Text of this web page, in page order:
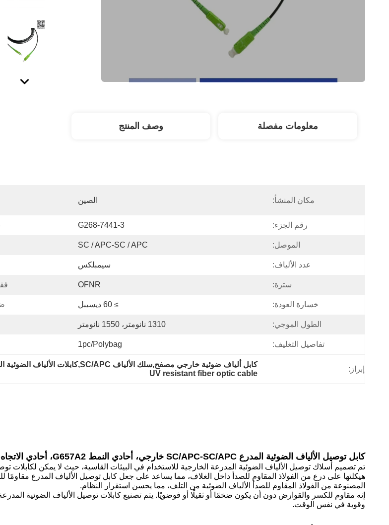
معلومات مفصلة وصف المنتج
مكان المنشأ: الصين
رقم الجزء: G268-7441-3
الموصل: SC / APC-SC / APC
عدد الألياف: سيمبلكس
سترة: OFNR
خسارة العودة: ≥ 60 ديسيبل
الطول الموجي: 1310 نانومتر، 1550 نانومتر
تفاصيل التغليف: 1pc/polybag
إبراز:
كابل ألياف ضوئية خارجي مصفح,سلك الألياف SC/APC,كابلات الألياف الضوئية المقاومة للأشعة فوق البنفسجية
UV resistant fiber optic cable
كابل توصيل الألياف الضوئية المدرع SC/APC-SC/APC خارجي، أحادي النمط G657A2، أحادي الاتجاه، 3 أمتار، غلاف OFNR
تم تصميم أسلاك توصيل الألياف الضوئية المدرعة الخارجية للاستخدام في البيئات القاسية، حيث لا يمكن لكابلات
هيكلتها على درع من الفولاذ المقاوم للصدأ داخل الغلاف، مما يساعد على جعل كابل توصيل الألياف المدرع
المصنوعة من الفولاذ المقاوم للصدأ الألياف الضوئية من التلف، مما يحسن استقرار النظام.
إنه مقاوم للكسر والقوارض دون أن يكون ضخمًا أو ثقيلًا أو فوضويًا. يتم تصنيع كابلات توصيل الألياف الضوئية
وقوية في نفس الوقت.